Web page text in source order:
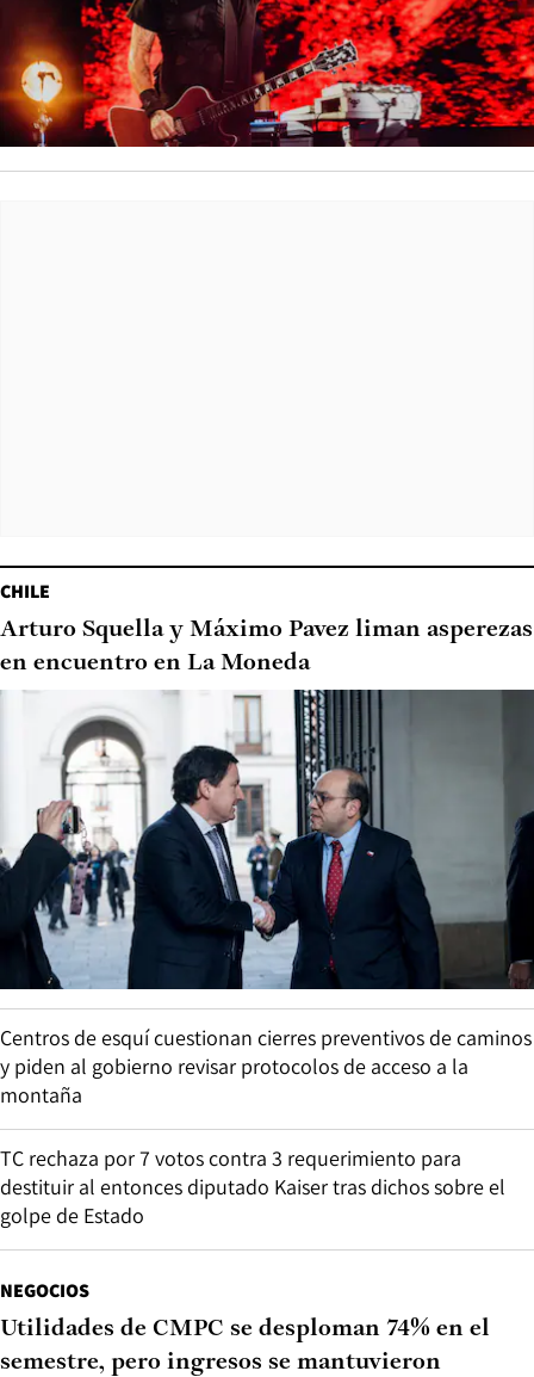
CHILE
Arturo Squella y Máximo Pavez liman asperezas
en encuentro en La Moneda
Centros de esquí cuestionan cierres preventivos de caminos
y piden al gobierno revisar protocolos de acceso a la
montaña
TC rechaza por 7 votos contra 3 requerimiento para
destituir al entonces diputado Kaiser tras dichos sobre el
golpe de Estado
NEGOCIOS
Utilidades de CMPC se desploman 74% en el
semestre, pero ingresos se mantuvieron